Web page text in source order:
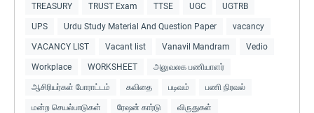
TREASURY TRUST Exam TTSE UGC UGTRB
UPS Urdu Study Material And Question Paper vacancy
VACANCY LIST Vacant list Vanavil Mandram Vedio
Workplace WORKSHEET அலுவலக பணியாளர்
ஆசிரியர்கள் போராட்டம் கவிதை படிவம் பணி நிரவல்
மன்ற செயல்பாடுகள் ரேஷன் கார்டு விருதுகள்